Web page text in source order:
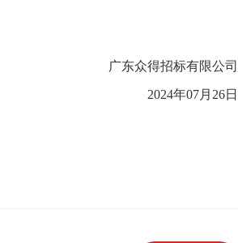
广东众得招标有限公司
2024年07月 26日